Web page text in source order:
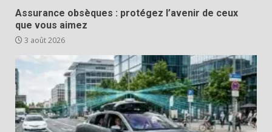
Assurance obsèques : protégez l’avenir de ceux
que vous aimez
3 août 2026